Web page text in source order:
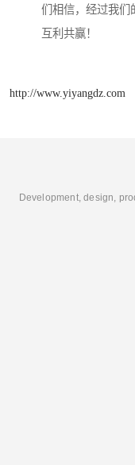
们相信，经过我们
互利共赢！
http://www.yiyangdz.com
Development, design,